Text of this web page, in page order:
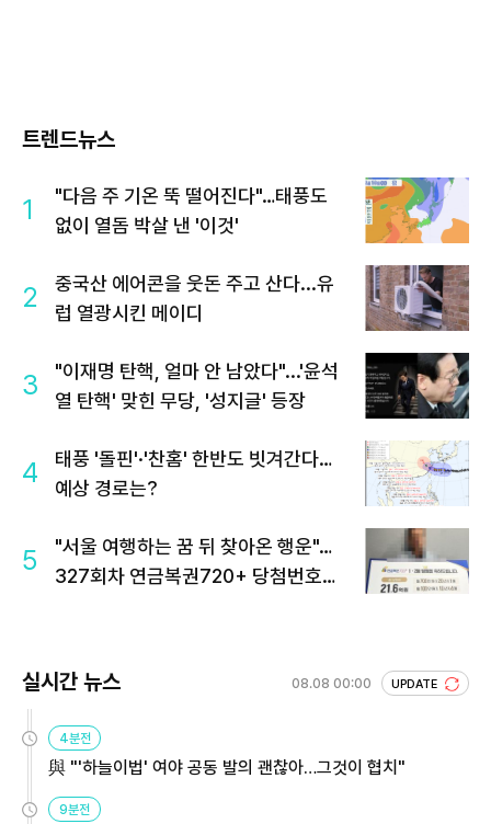
트렌드뉴스
1
"다음 주 기온 뚝 떨어진다"…태풍도
없이 열돔 박살 낸 '이것'
2
중국산 에어콘을 웃돈 주고 산다...유
럽 열광시킨 메이디
3
"이재명 탄핵, 얼마 안 남았다"...'윤석
열 탄핵' 맞힌 무당, '성지글' 등장
4
태풍 '돌핀'·'찬홈' 한반도 빗겨간다…
예상 경로는?
5
"서울 여행하는 꿈 뒤 찾아온 행운"…
327회차 연금복권720+ 당첨번호조
실시간 뉴스 08.08 00:00 UPDATE
4분전
與 "'하늘이법' 여야 공동 발의 괜찮아…그것이 협치"
9분전